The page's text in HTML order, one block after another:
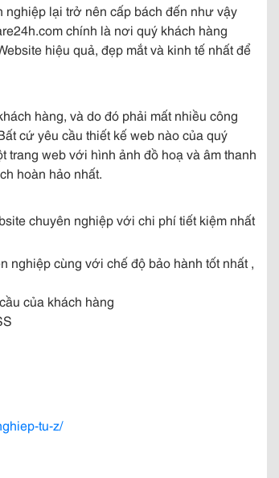
lại trở nên cấp bách đến như vậy
chính là nơi quý khách hàng
hiệu quả, đẹp mắt và kinh tế nhất để
hàng, và do đó phải mất nhiều công
cứ yêu cầu thiết kế web nào của quý
trang web với hình ảnh đồ hoạ và âm thanh
hoàn hảo nhất.
chuyên nghiệp với chi phí tiết kiệm nhất
nghiệp cùng với chế độ bảo hành tốt nhất ,
của khách hàng
tu-z/